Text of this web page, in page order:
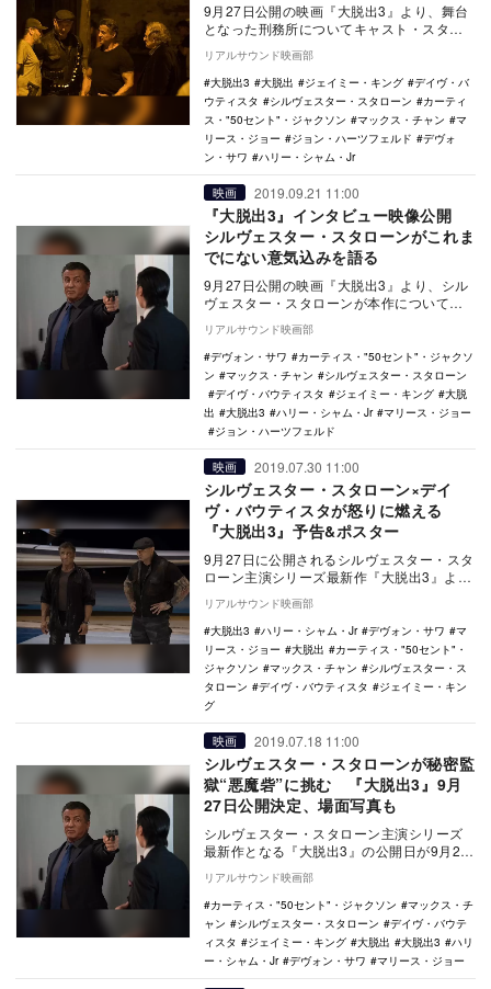
9月27日公開の映画『大脱出3』より、舞台
となった刑務所についてキャスト・スタッ
フが語るメイキング映像が公開された。
本作は…
リアルサウンド映画部
大脱出3
大脱出 ジェイミー・キング
デイヴ・バ
ウティスタ
シルヴェスター・スタローン
カーティ
ス・"50セント"・ジャクソン
マックス・チャン
マ
リース・ジョー
ジョン・ハーツフェルド
デヴォ
ン・サワ
ハリー・シャム・Jr
映画 2019.09.21 11:00
『大脱出3』インタビュー映像公開
シルヴェスター・スタローンがこれま
でにない意気込みを語る
9月27日公開の映画『大脱出3』より、シル
ヴェスター・スタローンが本作について語
ったインタビュー映像が公開された。 本
作は、…
リアルサウンド映画部
デヴォン・サワ
カーティス・"50セント"・ジャクソ
ン
マックス・チャン
シルヴェスター・スタローン
デイヴ・バウティスタ
ジェイミー・キング
大脱
出
大脱出3 ハリー・シャム・Jr
マリース・ジョー
ジョン・ハーツフェルド
映画 2019.07.30 11:00
シルヴェスター・スタローン×デイ
ヴ・バウティスタが怒りに燃える
『大脱出3』予告&ポスター
9月27日に公開されるシルヴェスター・スタ
ローン主演シリーズ最新作『大脱出3』よ
り、予告映像とポスタービジュアルが公開
された。 …
リアルサウンド映画部
大脱出3
ハリー・シャム・Jr デヴォン・サワ
マ
リース・ジョー
大脱出
カーティス・"50セント"・
ジャクソン
マックス・チャン
シルヴェスター・ス
タローン
デイヴ・バウティスタ
ジェイミー・キン
グ
映画 2019.07.18 11:00
シルヴェスター・スタローンが秘密監
獄“悪魔砦”に挑む 『大脱出3』9月
27日公開決定、場面写真も
シルヴェスター・スタローン主演シリーズ
最新作となる『大脱出3』の公開日が9月27
日に決定し、あわせて場面写真が公開され
た。 …
リアルサウンド映画部
カーティス・"50セント"・ジャクソン
マックス・チ
ャン
シルヴェスター・スタローン
デイヴ・バウテ
ィスタ
ジェイミー・キング 大脱出 大脱出3
ハリ
ー・シャム・Jr
デヴォン・サワ マリース・ジョー